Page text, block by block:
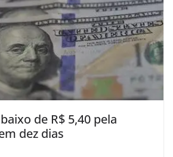
de R$ 5,40 pela
dez dias